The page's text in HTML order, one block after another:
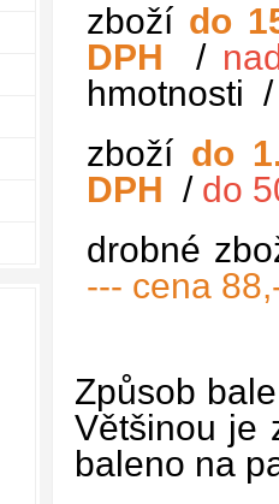
zboží do
DPH /
hmotnosti
zboží do
DPH / do
drobné
--- cena
Způsob
Většinou je
baleno na